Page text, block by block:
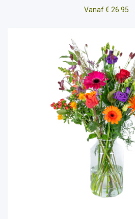
Vanaf € 26.95